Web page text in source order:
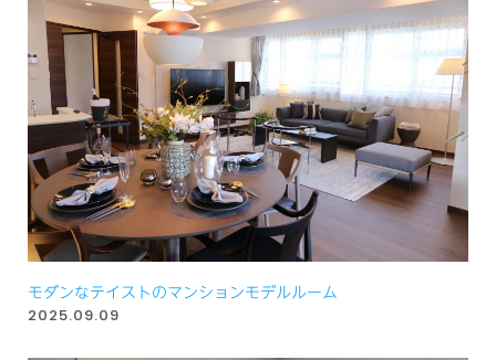
モダンなテイストのマンションモデルルーム
2025.09.09